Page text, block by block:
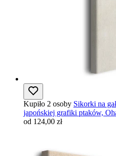
Kupiło 2 osoby Sikorki na
japońskiej grafiki ptaków,
od 124,00 zł